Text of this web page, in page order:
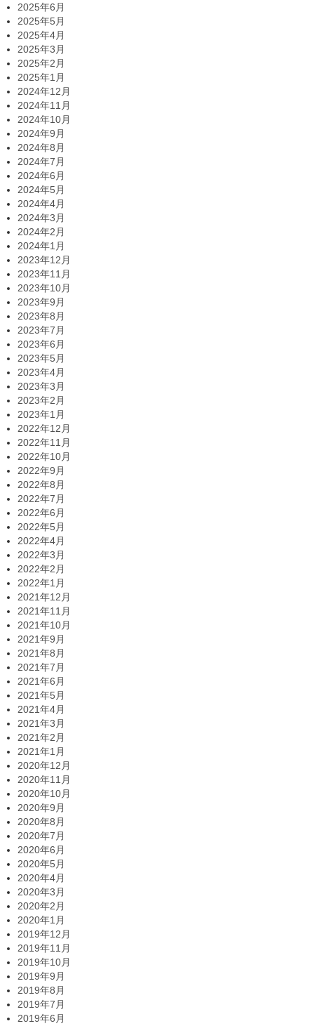
2025年6月
2025年5月
2025年4月
2025年3月
2025年2月
2025年1月
2024年12月
2024年11月
2024年10月
2024年9月
2024年8月
2024年7月
2024年6月
2024年5月
2024年4月
2024年3月
2024年2月
2024年1月
2023年12月
2023年11月
2023年10月
2023年9月
2023年8月
2023年7月
2023年6月
2023年5月
2023年4月
2023年3月
2023年2月
2023年1月
2022年12月
2022年11月
2022年10月
2022年9月
2022年8月
2022年7月
2022年6月
2022年5月
2022年4月
2022年3月
2022年2月
2022年1月
2021年12月
2021年11月
2021年10月
2021年9月
2021年8月
2021年7月
2021年6月
2021年5月
2021年4月
2021年3月
2021年2月
2021年1月
2020年12月
2020年11月
2020年10月
2020年9月
2020年8月
2020年7月
2020年6月
2020年5月
2020年4月
2020年3月
2020年2月
2020年1月
2019年12月
2019年11月
2019年10月
2019年9月
2019年8月
2019年7月
2019年6月